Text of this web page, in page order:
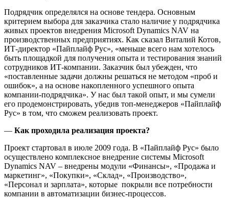
Подрядчик определялся на основе тендера. Основным
критерием выбора для заказчика стало наличие у подрядчика
живых проектов внедрения Microsoft Dynamics NAV на
производственных предприятиях. Как сказал Виталий Котов,
ИТ-директор «Пайплайф Рус», «меньше всего нам хотелось
быть площадкой для получения опыта и тестирования знаний
сотрудников ИТ-компании. Заказчик был убежден, что
«поставленные задачи должны решаться не методом «проб и
ошибок», а на основе накопленного успешного опыта
компании-подрядчика». У нас был такой опыт, и мы сумели
его продемонстрировать, убедив топ-менеджеров «Пайплайф
Рус» в том, что сможем реализовать проект.
— Как проходила реализация проекта?
Проект стартовал в июле 2009 года. В «Пайплайф Рус» было
осуществлено комплексное внедрение системы Microsoft
Dynamics NAV – внедрены модули «Финансы», «Продажа и
маркетинг», «Покупки», «Склад», «Производство»,
«Персонал и зарплата», которые покрыли все потребности
компании в автоматизации бизнес-процессов.